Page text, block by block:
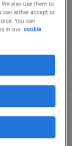
年収900 ～
also use them to
can either accept or
You can
in our cookie